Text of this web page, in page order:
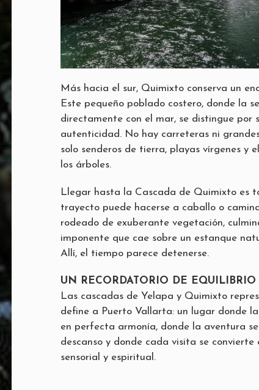
Más hacia el sur, Quimixto conserva un
Este pequeño poblado costero, donde la
directamente con el mar, se distingue por
autenticidad. No hay carreteras ni
solo senderos de tierra, playas vírgenes y
los árboles.
Llegar hasta la Cascada de Quimixto es
trayecto puede hacerse a caballo o
rodeado de exuberante vegetación,
imponente que cae sobre un estanque
Allí, el tiempo parece detenerse.
UN RECORDATORIO DE
Las cascadas de Yelapa y Quimixto
define a Puerto Vallarta: un lugar donde
en perfecta armonía, donde la aventura
descanso y donde cada visita se convierte
sensorial y espiritual.